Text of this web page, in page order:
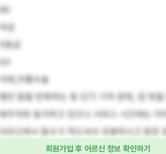
80
여성
5등급
43
치매,무릎수술
했던 말을 반복하는 등 단기 기억 장애, 집 밖을
배우자와 동거하고 있으나 서비스 시간에는 자
어르신께서 말수가 적으셔서 조용하시고 밝은
회원가입 후 어르신 정보 확인하기